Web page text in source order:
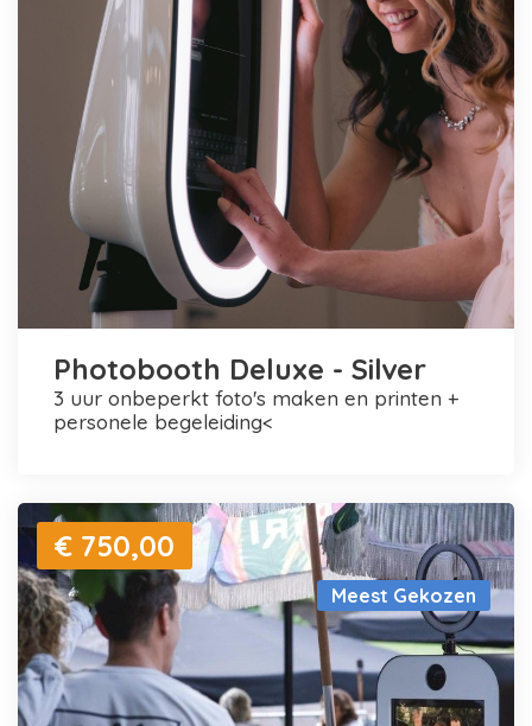
Photobooth Deluxe - Silver
3 uur onbeperkt foto's maken en printen +
personele begeleiding<
Meest Gekozen
€ 750,00